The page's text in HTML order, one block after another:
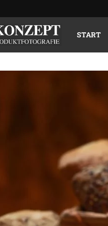
START
TEXTUREN